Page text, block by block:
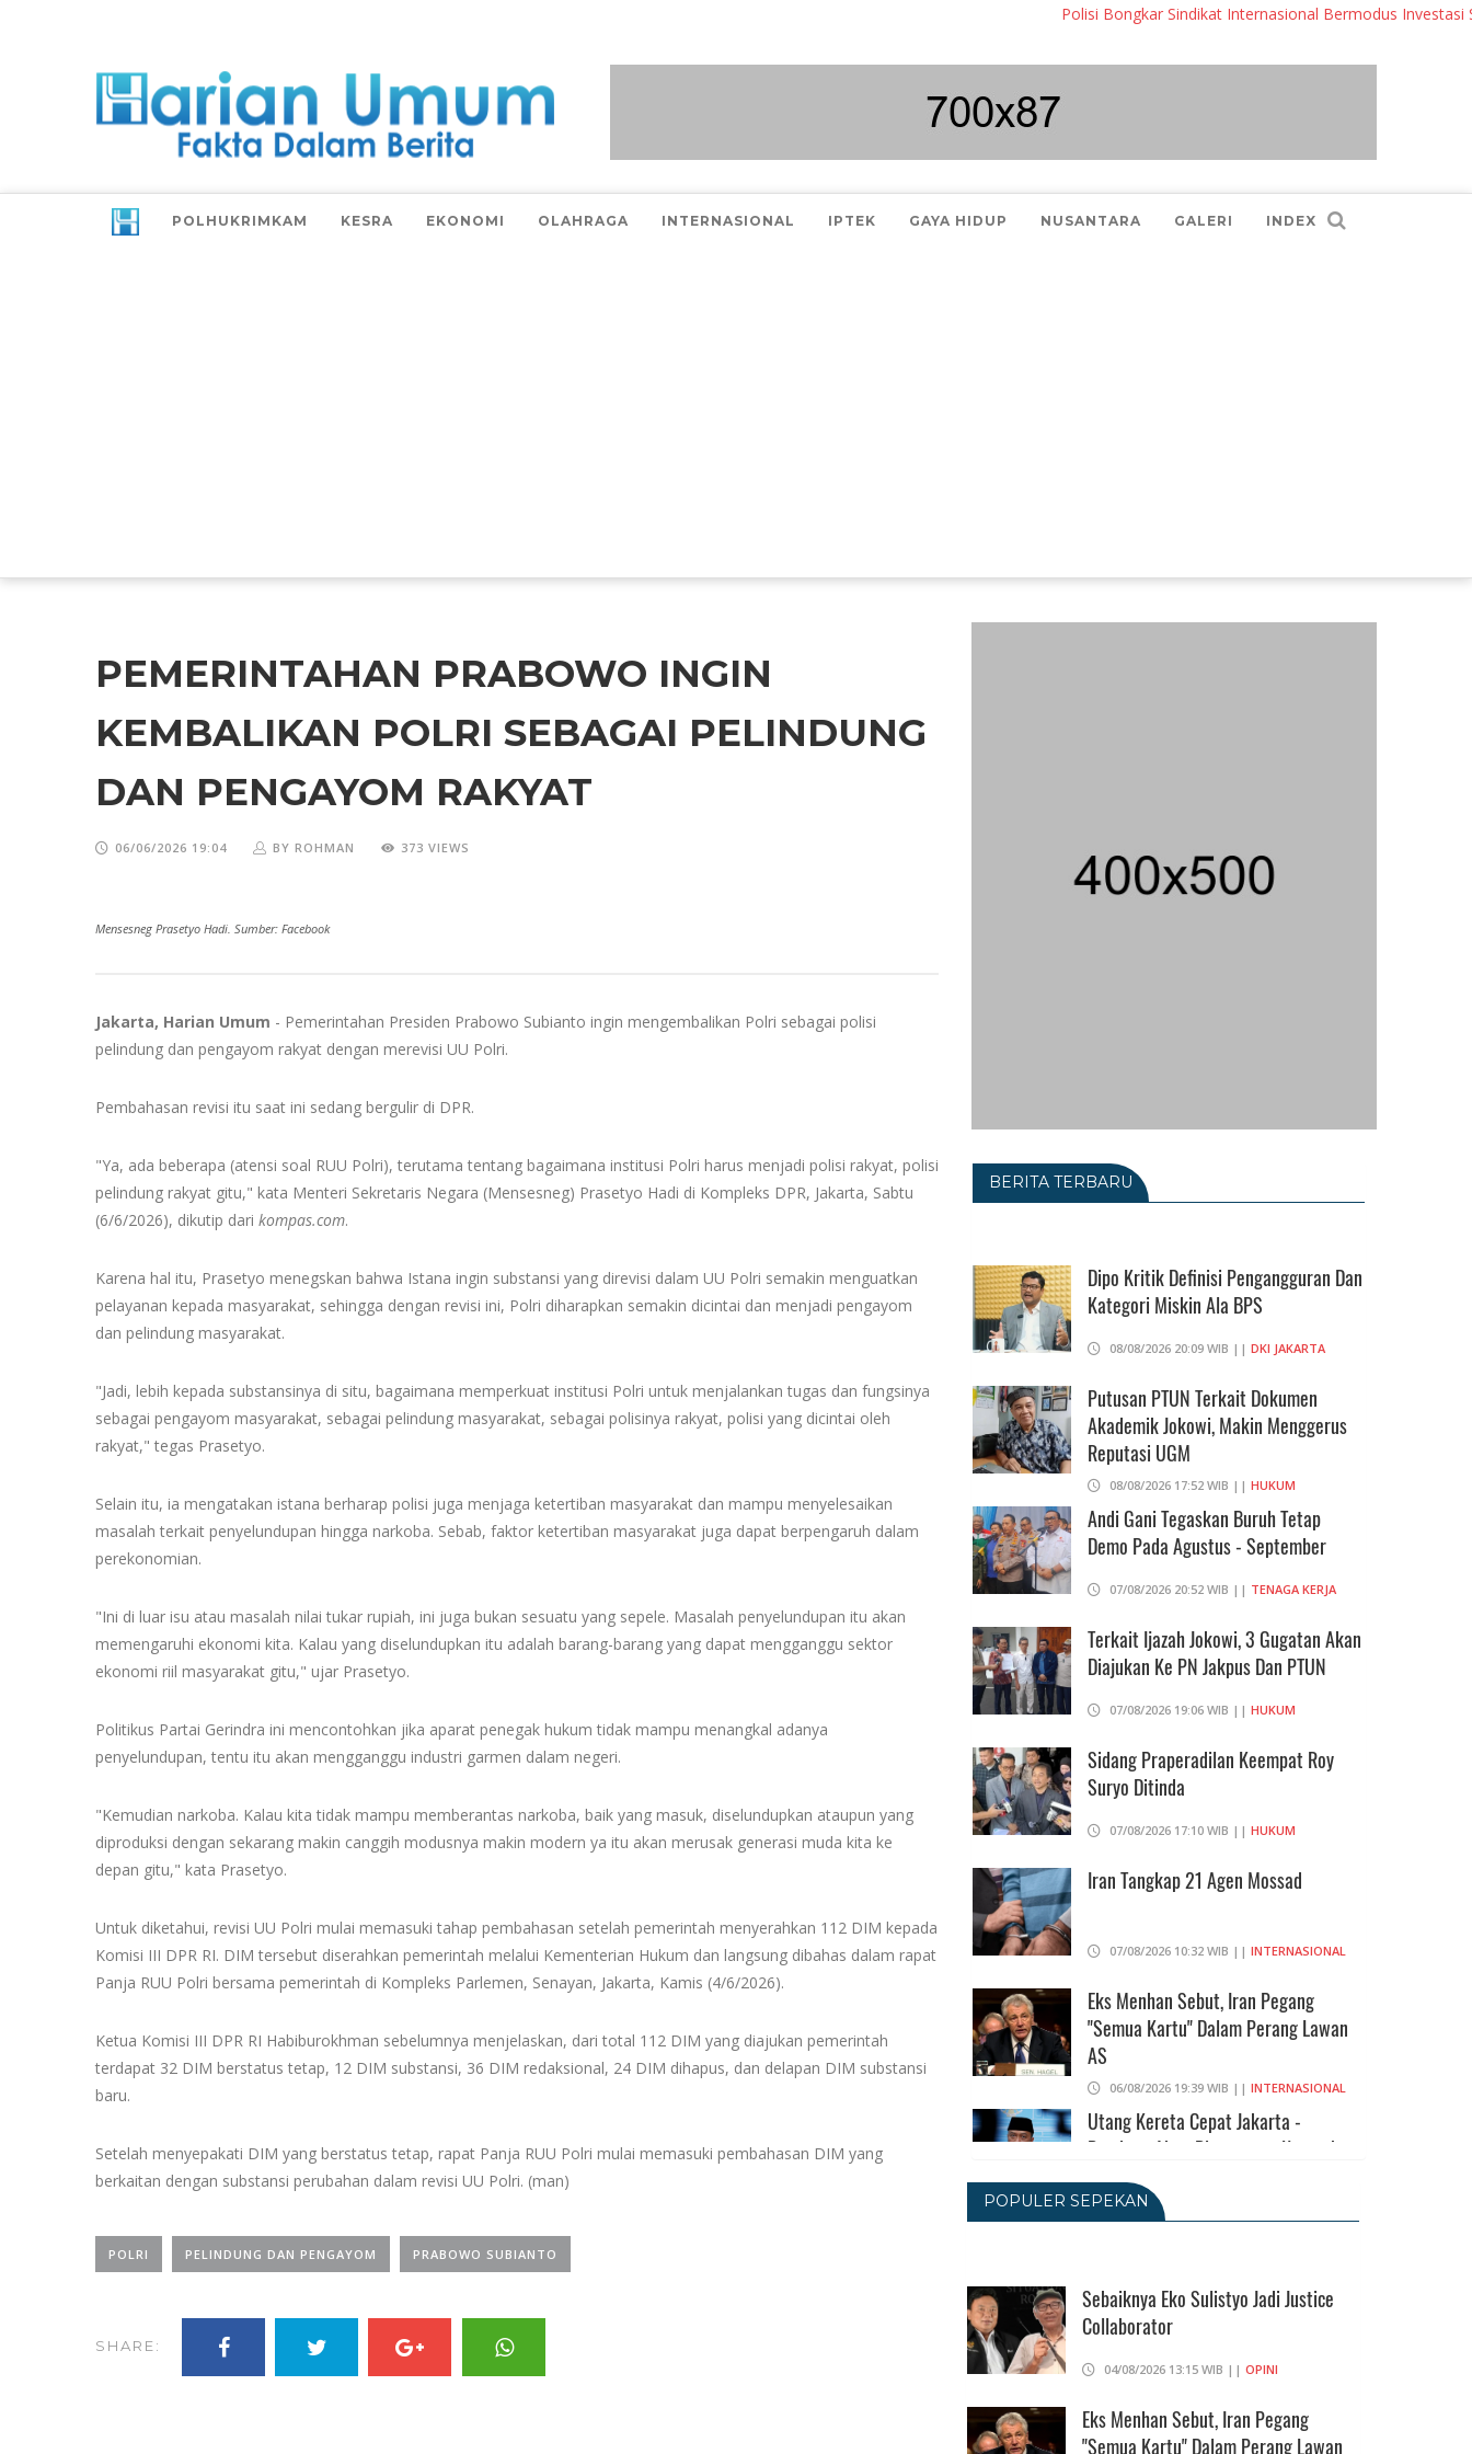
Polisi Bongkar Sindikat Internasional Bermodus Investasi
POLHUKRIMKAM KESRA EKONOMI OLAHRAGA INTERNASIONAL IPTEK GAYA HIDUP NUSANTARA GALERI INDEX
PEMERINTAHAN PRABOWO INGIN
KEMBALIKAN POLRI SEBAGAI PELINDUNG
DAN PENGAYOM RAKYAT
06/06/2026 19:04 BY ROHMAN 373 VIEWS
Mensesneg Prasetyo Hadi. Sumber: Facebook
Jakarta, Harian Umum - Pemerintahan Presiden Prabowo Subianto ingin mengembalikan Polri sebagai polisi
pelindung dan pengayom rakyat dengan merevisi UU Polri.
Pembahasan revisi itu saat ini sedang bergulir di DPR.
"Ya, ada beberapa (atensi soal RUU Polri), terutama tentang bagaimana institusi Polri harus menjadi polisi rakyat, polisi
pelindung rakyat gitu," kata Menteri Sekretaris Negara (Mensesneg) Prasetyo Hadi di Kompleks DPR, Jakarta, Sabtu
(6/6/2026), dikutip dari kompas.com.
Karena hal itu, Prasetyo menegskan bahwa Istana ingin substansi yang direvisi dalam UU Polri semakin menguatkan
pelayanan kepada masyarakat, sehingga dengan revisi ini, Polri diharapkan semakin dicintai dan menjadi pengayom
dan pelindung masyarakat.
"Jadi, lebih kepada substansinya di situ, bagaimana memperkuat institusi Polri untuk menjalankan tugas dan fungsinya
sebagai pengayom masyarakat, sebagai pelindung masyarakat, sebagai polisinya rakyat, polisi yang dicintai oleh
rakyat," tegas Prasetyo.
Selain itu, ia mengatakan istana berharap polisi juga menjaga ketertiban masyarakat dan mampu menyelesaikan
masalah terkait penyelundupan hingga narkoba. Sebab, faktor ketertiban masyarakat juga dapat berpengaruh dalam
perekonomian.
"Ini di luar isu atau masalah nilai tukar rupiah, ini juga bukan sesuatu yang sepele. Masalah penyelundupan itu akan
memengaruhi ekonomi kita. Kalau yang diselundupkan itu adalah barang-barang yang dapat mengganggu sektor
ekonomi riil masyarakat gitu," ujar Prasetyo.
Politikus Partai Gerindra ini mencontohkan jika aparat penegak hukum tidak mampu menangkal adanya
penyelundupan, tentu itu akan mengganggu industri garmen dalam negeri.
"Kemudian narkoba. Kalau kita tidak mampu memberantas narkoba, baik yang masuk, diselundupkan ataupun yang
diproduksi dengan sekarang makin canggih modusnya makin modern ya itu akan merusak generasi muda kita ke
depan gitu," kata Prasetyo.
Untuk diketahui, revisi UU Polri mulai memasuki tahap pembahasan setelah pemerintah menyerahkan 112 DIM kepada
Komisi III DPR RI. DIM tersebut diserahkan pemerintah melalui Kementerian Hukum dan langsung dibahas dalam rapat
Panja RUU Polri bersama pemerintah di Kompleks Parlemen, Senayan, Jakarta, Kamis (4/6/2026).
Ketua Komisi III DPR RI Habiburokhman sebelumnya menjelaskan, dari total 112 DIM yang diajukan pemerintah
terdapat 32 DIM berstatus tetap, 12 DIM substansi, 36 DIM redaksional, 24 DIM dihapus, dan delapan DIM substansi
baru.
Setelah menyepakati DIM yang berstatus tetap, rapat Panja RUU Polri mulai memasuki pembahasan DIM yang
berkaitan dengan substansi perubahan dalam revisi UU Polri. (man)
POLRI PELINDUNG DAN PENGAYOM PRABOWO SUBIANTO
SHARE:
BERITA TERBARU
Dipo Kritik Definisi Pengangguran Dan
Kategori Miskin Ala BPS
08/08/2026 20:09 WIB || DKI JAKARTA
Putusan PTUN Terkait Dokumen
Akademik Jokowi, Makin Menggerus
Reputasi UGM
08/08/2026 17:52 WIB || HUKUM
Andi Gani Tegaskan Buruh Tetap
Demo Pada Agustus - September
07/08/2026 20:52 WIB || TENAGA KERJA
Terkait Ijazah Jokowi, 3 Gugatan Akan
Diajukan Ke PN Jakpus Dan PTUN
07/08/2026 19:06 WIB || HUKUM
Sidang Praperadilan Keempat Roy
Suryo Ditinda
07/08/2026 17:10 WIB || HUKUM
Iran Tangkap 21 Agen Mossad
07/08/2026 10:32 WIB || INTERNASIONAL
Eks Menhan Sebut, Iran Pegang
"Semua Kartu" Dalam Perang Lawan
AS
06/08/2026 19:39 WIB || INTERNASIONAL
Utang Kereta Cepat Jakarta -
Bandung Akan Ditanggung Kemenkeu
06/08/2026 19:02 WIB ||
Sekolah Di Jaksel
06/08/2026 17:40 WIB ||
Ditunda, Pajak Untuk Pedagang
2026
06/08/2026 14:23 WIB ||DKI JAKARTA
POPULER SEPEKAN
Sebaiknya Eko Sulistyo Jadi Justice
Collaborator
04/08/2026 13:15 WIB || OPINI
Eks Menhan Sebut, Iran Pegang
"Semua Kartu" Dalam Perang Lawan